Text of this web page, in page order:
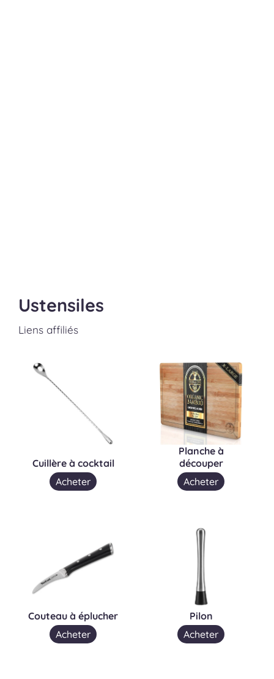
Ustensiles
Liens affiliés
Cuillère à cocktail
Acheter
Planche à
découper
Acheter
Couteau à éplucher
Acheter
Pilon
Acheter